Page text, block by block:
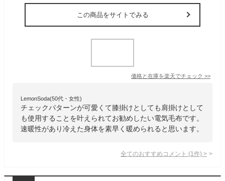
この商品をサイトでみる
価格と在庫を楽天でチェック >>
LemonSoda(50代・女性)
チェックパターンが可愛くて膝掛けとしても肩掛けとして
も使用することを叶えられてお勧めしたい電気毛布です。
速暖性があり冷えた身体を素早く暖められると思います。
全てのおすすめコメント (1 件) >